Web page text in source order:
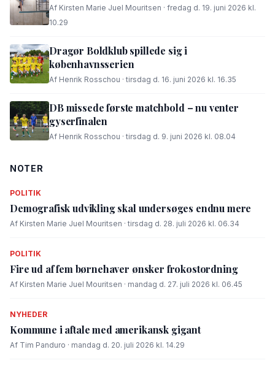
Af Kirsten Marie Juel Mouritsen · fredag d. 19. juni 2026 kl.
10.29
Dragør Boldklub spillede sig i
københavnsserien
Af Henrik Rosschou · tirsdag d. 16. juni 2026 kl. 16.35
DB missede første matchbold – nu venter
gyserfinalen
Af Henrik Rosschou · tirsdag d. 9. juni 2026 kl. 08.04
NOTER
POLITIK
Demografisk udvikling skal undersøges endnu mere
Af Kirsten Marie Juel Mouritsen · tirsdag d. 28. juli 2026 kl. 06.34
POLITIK
Fire ud af fem børnehaver ønsker frokostordning
Af Kirsten Marie Juel Mouritsen · mandag d. 27. juli 2026 kl. 06.45
NYHEDER
Kommune i aftale med amerikansk gigant
Af Tim Panduro · mandag d. 20. juli 2026 kl. 14.29